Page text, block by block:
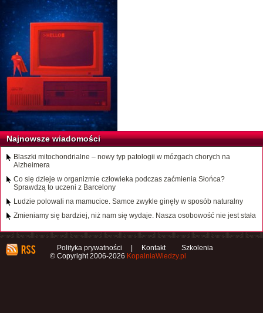
Najnowsze wiadomości
Blaszki mitochondrialne – nowy typ patologii w mózgach chorych na
Alzheimera
Co się dzieje w organizmie człowieka podczas zaćmienia Słońca?
Sprawdzą to uczeni z Barcelony
Ludzie polowali na mamucice. Samce zwykle ginęły w sposób naturalny
Zmieniamy się bardziej, niż nam się wydaje. Nasza osobowość nie jest stała
Polityka prywatności | Kontakt
Szkolenia
© Copyright 2006-2026 KopalniaWiedzy.pl